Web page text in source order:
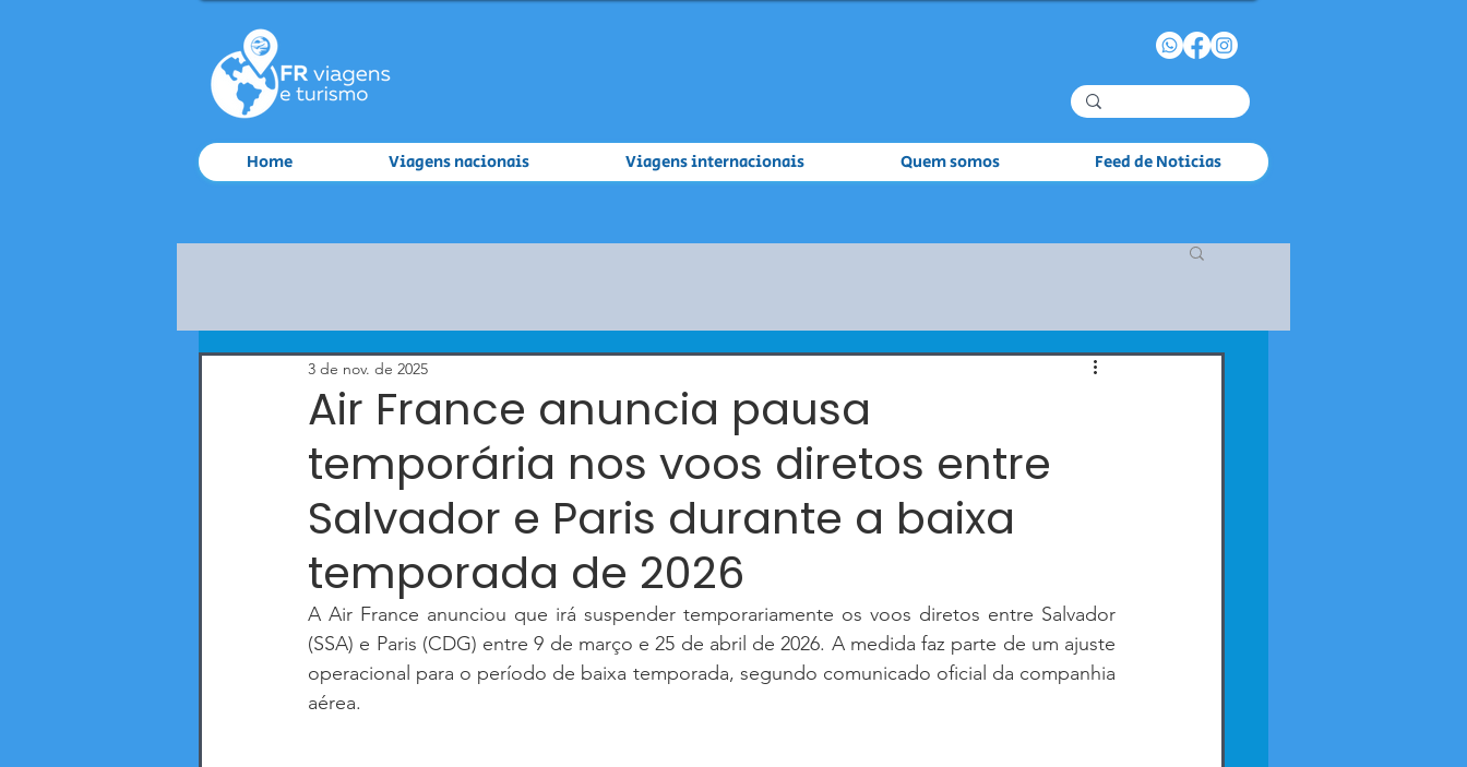
Home Viagens nacionais Viagens internacionais Quem somos Feed de Noticias
Air France anuncia pausa
temporária nos voos diretos entre
Salvador e Paris durante a baixa
temporada de 2026
3 de nov. de 2025
A Air France anunciou que irá suspender temporariamente os voos diretos entre Salvador
(SSA) e Paris (CDG) entre 9 de março e 25 de abril de 2026. A medida faz parte de um ajuste
operacional para o período de baixa temporada, segundo comunicado oficial da companhia
aérea.